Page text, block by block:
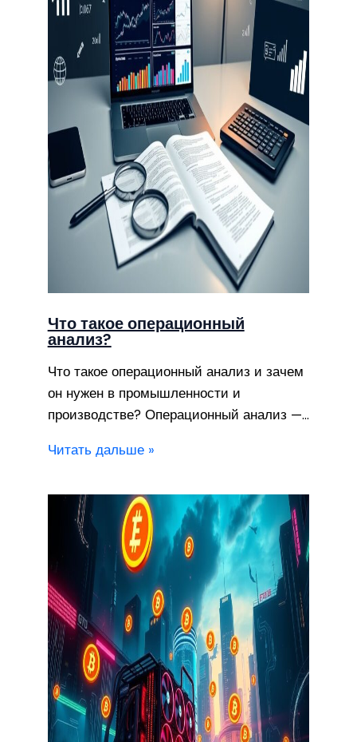
Что такое операционный
анализ?
Что такое операционный анализ и зачем
он нужен в промышленности и
производстве? Операционный анализ —…
Читать дальше »